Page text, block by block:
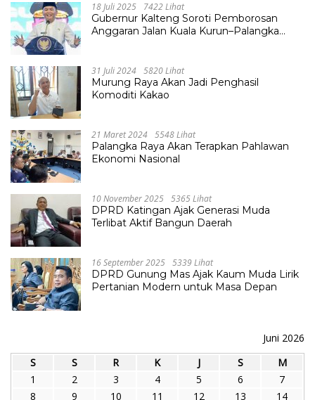
18 Juli 2025 7422 Lihat
Gubernur Kalteng Soroti Pemborosan
Anggaran Jalan Kuala Kurun–Palangka
31 Juli 2024 5820 Lihat
Murung Raya Akan Jadi Penghasil
Komoditi Kakao
21 Maret 2024 5548 Lihat
Palangka Raya Akan Terapkan Pahlawan
Ekonomi Nasional
10 November 2025 5365 Lihat
DPRD Katingan Ajak Generasi Muda
Terlibat Aktif Bangun Daerah
16 September 2025 5339 Lihat
DPRD Gunung Mas Ajak Kaum Muda Lirik
Pertanian Modern untuk Masa Depan
Juni 2026
S
S R K J S
M
1
2 3 4 5 6
7
8
9 10 11 12 13 14